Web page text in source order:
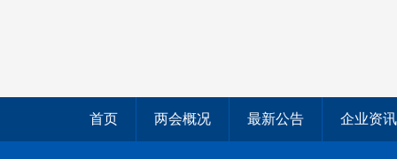
首页 两会概况 最新公告 企业资讯